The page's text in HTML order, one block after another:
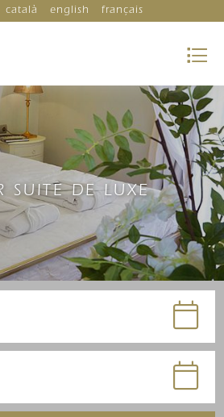
català english français
SUITE DE LUXE